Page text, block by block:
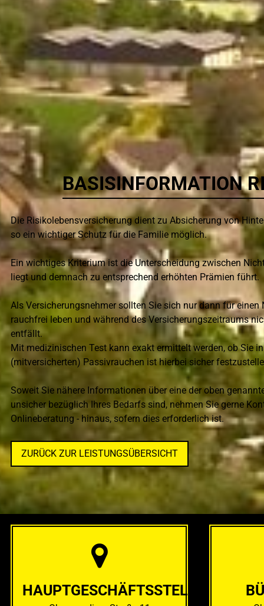
BASISINFORMATION
Die Risikolebensversicherung dient zu Absicherung von
so ein wichtiger Schutz für die Familie möglich.
Ein wichtiges Kriterium ist die Unterscheidung zwischen
liegt und demnach zu entsprechend erhöhten Prämien führt.
Als Versicherungsnehmer sollten Sie sich nur dann für
rauchfrei leben und während des Versicherungszeitraums
entfällt.
Mit medizinischen Test kann exakt ermittelt werden, ob Sie
(mitversicherten) Passivrauchen ist hierbei sicher
Soweit Sie nähere Informationen über eine der oben
unsicher bezüglich Ihres Bedarfs sind, nehmen Sie gerne
Onlineberatung - hinaus, sofern dies erforderlich ist.
ZURÜCK ZUR LEISTUNGSÜBERSICHT
HAUPTGESCHÄFTS­STELLE